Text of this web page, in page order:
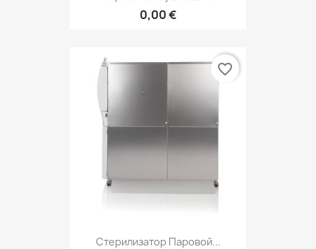
0,00 €
Стерилизатор Паровой...
favorite_border